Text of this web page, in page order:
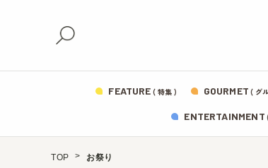
FEATURE ( 特集 ) GOURMET ( グ
ENTERTAINMENT
TOP お祭り